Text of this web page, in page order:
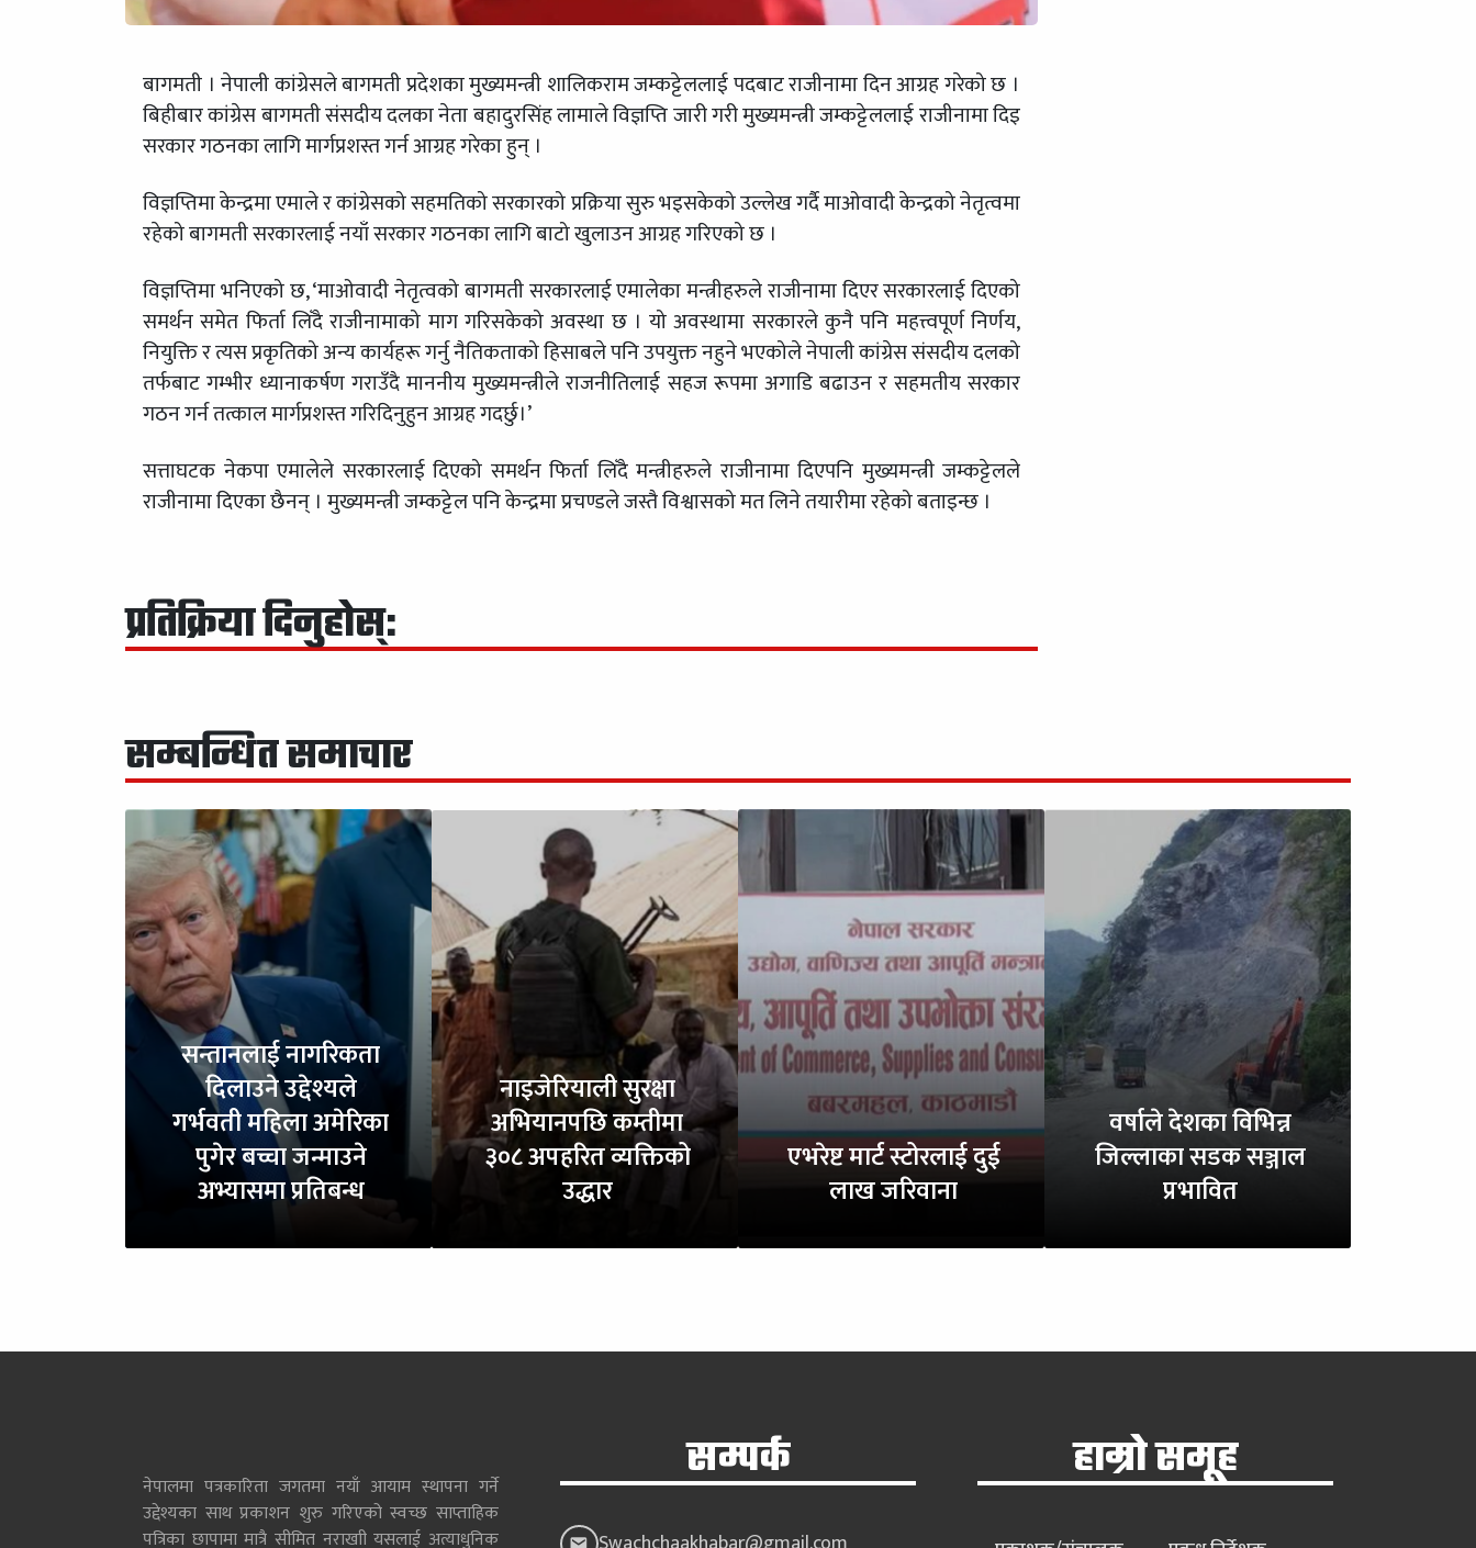
बागमती । नेपाली कांग्रेसले बागमती प्रदेशका मुख्यमन्त्री शालिकराम जम्कट्टेललाई पदबाट राजीनामा दिन आग्रह गरेको छ ।
बिहीबार कांग्रेस बागमती संसदीय दलका नेता बहादुरसिंह लामाले विज्ञप्ति जारी गरी मुख्यमन्त्री जम्कट्टेललाई राजीनामा दिइ
सरकार गठनका लागि मार्गप्रशस्त गर्न आग्रह गरेका हुन् ।
विज्ञप्तिमा केन्द्रमा एमाले र कांग्रेसको सहमतिको सरकारको प्रक्रिया सुरु भइसकेको उल्लेख गर्दै माओवादी केन्द्रको नेतृत्वमा
रहेको बागमती सरकारलाई नयाँ सरकार गठनका लागि बाटो खुलाउन आग्रह गरिएको छ ।
विज्ञप्तिमा भनिएको छ, ‘माओवादी नेतृत्वको बागमती सरकारलाई एमालेका मन्त्रीहरुले राजीनामा दिएर सरकारलाई दिएको
समर्थन समेत फिर्ता लिँदै राजीनामाको माग गरिसकेको अवस्था छ । यो अवस्थामा सरकारले कुनै पनि महत्त्वपूर्ण निर्णय,
नियुक्ति र त्यस प्रकृतिको अन्य कार्यहरू गर्नु नैतिकताको हिसाबले पनि उपयुक्त नहुने भएकोले नेपाली कांग्रेस संसदीय दलको
तर्फबाट गम्भीर ध्यानाकर्षण गराउँदै माननीय मुख्यमन्त्रीले राजनीतिलाई सहज रूपमा अगाडि बढाउन र सहमतीय सरकार
गठन गर्न तत्काल मार्गप्रशस्त गरिदिनुहुन आग्रह गदर्छु।’
सत्ताघटक नेकपा एमालेले सरकारलाई दिएको समर्थन फिर्ता लिँदै मन्त्रीहरुले राजीनामा दिएपनि मुख्यमन्त्री जम्कट्टेलले
राजीनामा दिएका छैनन् । मुख्यमन्त्री जम्कट्टेल पनि केन्द्रमा प्रचण्डले जस्तै विश्वासको मत लिने तयारीमा रहेको बताइन्छ ।
प्रतिक्रिया दिनुहोस्:
सम्बन्धित समाचार
सन्तानलाई नागरिकता
दिलाउने उद्देश्यले
गर्भवती महिला अमेरिका
पुगेर बच्चा जन्माउने
अभ्यासमा प्रतिबन्ध
नाइजेरियाली सुरक्षा
अभियानपछि कम्तीमा
३०८ अपहरित व्यक्तिको
उद्धार
एभरेष्ट मार्ट स्टोरलाई दुई
लाख जरिवाना
वर्षाले देशका विभिन्न
जिल्लाका सडक सञ्जाल
प्रभावित
नेपालमा पत्रकारिता जगतमा नयाँ आयाम स्थापना गर्ने
उद्देश्यका साथ प्रकाशन शुरु गरिएको स्वच्छ साप्ताहिक
पत्रिका छापामा मात्रै सीमित नराखाी यसलाई अत्याधुनिक
सम्पर्क हाम्रो समूह